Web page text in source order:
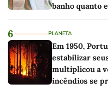
banho quanto
6 PLANETA
Em 1950,
estabilizar
multiplicou a
incêndios se